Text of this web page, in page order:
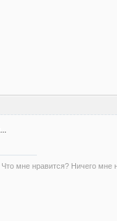
мне нравится? Ничего мне